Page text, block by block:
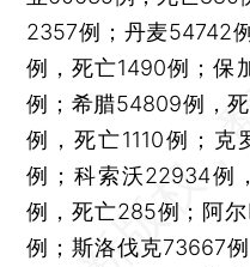
2357例；丹麦54742
例，死亡1490例；保
例；希腊54809例，
例，死亡1110例；
例；科索沃22934例
例，死亡285例；阿
例；斯洛伐克73667